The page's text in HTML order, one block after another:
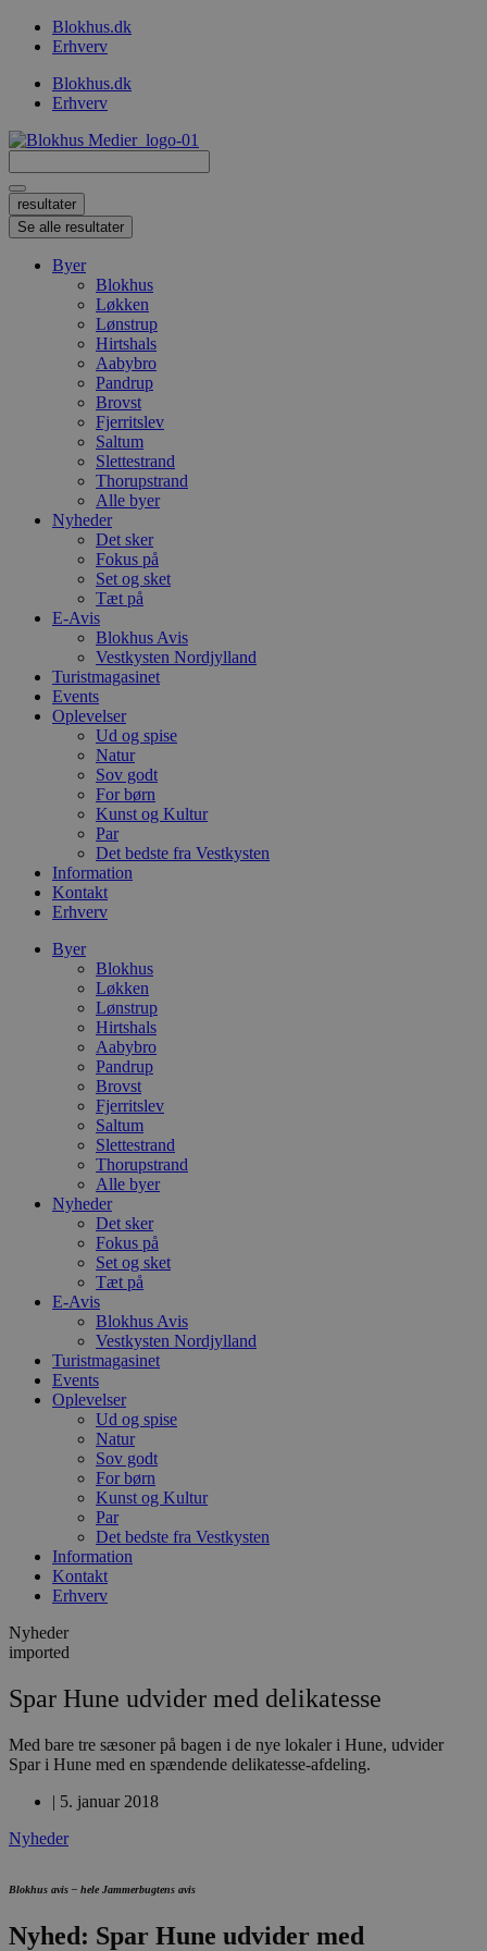
VidereBlokhus.dk
Erhverv
Blokhus.dk
Erhverv
...
resultater
Se alle resultater
Byer
Blokhus
Løkken
Lønstrup
Hirtshals
Aabybro
Pandrup
Brovst
Fjerritslev
Saltum
Slettestrand
Thorupstrand
Alle byer
Nyheder
Det sker
Fokus på
Set og sket
Tæt på
E-Avis
Blokhus Avis
Vestkysten Nordjylland
Turistmagasinet
Events
Oplevelser
Ud og spise
Natur
Sov godt
For børn
Kunst og Kultur
Par
Det bedste fra Vestkysten
Information
Kontakt
Erhverv
Byer
Blokhus
Løkken
Lønstrup
Hirtshals
Aabybro
Pandrup
Brovst
Fjerritslev
Saltum
Slettestrand
Thorupstrand
Alle byer
Nyheder
Det sker
Fokus på
Set og sket
Tæt på
E-Avis
Blokhus Avis
Vestkysten Nordjylland
Turistmagasinet
Events
Oplevelser
Ud og spise
Natur
Sov godt
For børn
Kunst og Kultur
Par
Det bedste fra Vestkysten
Information
Kontakt
Erhverv
Nyheder
imported
Spar Hune udvider med delikatesse
Med bare tre sæsoner på bagen i de nye lokaler i Hune, udvider
Spar i Hune med en spændende delikatesse-afdeling.
| 5. januar 2018
Nyheder
Blokhus avis – hele Jammerbugtens avis
Nyhed: Spar Hune udvider med